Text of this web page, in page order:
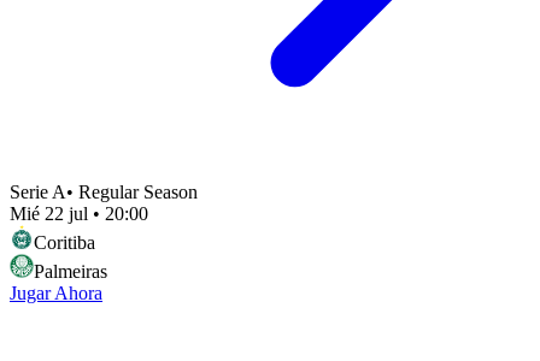
Serie A• Regular Season
Mié 22 jul • 20:00
Coritiba
Palmeiras
Jugar Ahora